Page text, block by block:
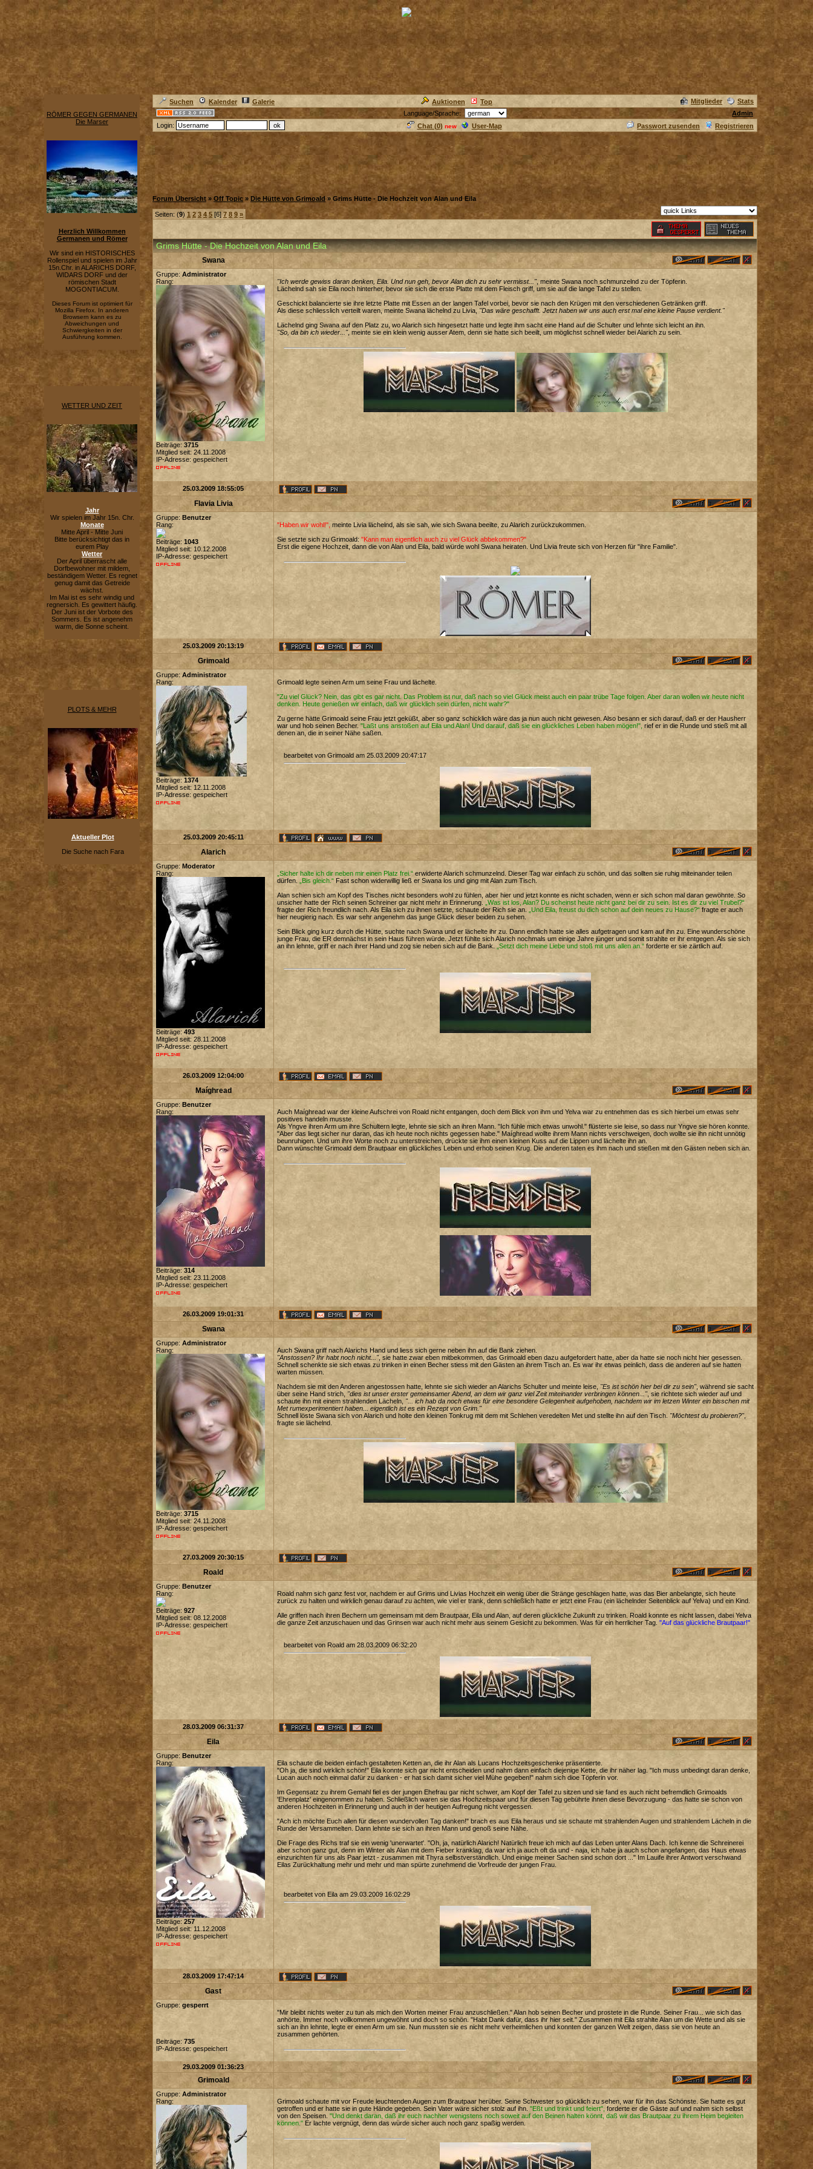
RÖMER GEGEN GERMANEN
Die Marser
Herzlich Willkommen
Germanen und Römer
Wir sind ein HISTORISCHES
Rollenspiel und spielen im Jahr
15n.Chr. in ALARICHS DORF,
WIDARS DORF und der
römischen Stadt
MOGONTIACUM.
Dieses Forum ist optimiert für
Mozilla Firefox. In anderen
Browsern kann es zu
Abweichungen und
Schwiergkeiten in der
Ausführung kommen.
WETTER UND ZEIT
Jahr
Wir spielen im Jahr 15n. Chr.
Monate
Mitte April - Mitte Juni
Bitte berücksichtigt das in
eurem Play
Wetter
Der April überrascht alle
Dorfbewohner mit mildem,
beständigem Wetter. Es regnet
genug damit das Getreide
wächst.
Im Mai ist es sehr windig und
regnersich. Es gewittert häufig.
Der Juni ist der Vorbote des
Sommers. Es ist angenehm
warm, die Sonne scheint.
PLOTS & MEHR
Aktueller Plot
Die Suche nach Fara
Suchen Kalender Galerie Auktionen Top Mitglieder
Stats
Language/Sprache:
Admin
Login:
Chat (0) new User-Map Passwort zusenden Registrieren
Forum Übersicht » Off Topic » Die Hütte von Grimoald » Grims Hütte - Die Hochzeit von Alan und Eila
Seiten: (9) 1 2 3 4 5 [6] 7 8 9 »
Grims Hütte - Die Hochzeit von Alan und Eila
Swana
Gruppe: Administrator
Rang:
Beiträge: 3715
Mitglied seit: 24.11.2008
IP-Adresse: gespeichert
"Ich werde gewiss daran denken, Eila. Und nun geh, bevor Alan dich zu sehr vermisst...", meinte Swana noch schmunzelnd zu der Töpferin.
Lächelnd sah sie Eila noch hinterher, bevor sie sich die erste Platte mit dem Fleisch griff, um sie auf die lange Tafel zu stellen.
Geschickt balancierte sie ihre letzte Platte mit Essen an der langen Tafel vorbei, bevor sie nach den Krügen mit den verschiedenen Getränken griff.
Als diese schliesslich verteilt waren, meinte Swana lächelnd zu Livia, "Das wäre geschafft. Jetzt haben wir uns auch erst mal eine kleine Pause verdient."
Lächelnd ging Swana auf den Platz zu, wo Alarich sich hingesetzt hatte und legte ihm sacht eine Hand auf die Schulter und lehnte sich leicht an ihn.
"So, da bin ich wieder...", meinte sie ein klein wenig ausser Atem, denn sie hatte sich beeilt, um möglichst schnell wieder bei Alarich zu sein.
25.03.2009 18:55:05
Flavia Livia
Gruppe: Benutzer
Rang:
Beiträge: 1043
Mitglied seit: 10.12.2008
IP-Adresse: gespeichert
"Haben wir wohl!", meinte Livia lächelnd, als sie sah, wie sich Swana beeilte, zu Alarich zurückzukommen.
Sie setzte sich zu Grimoald: "Kann man eigentlich auch zu viel Glück abbekommen?"
Erst die eigene Hochzeit, dann die von Alan und Eila, bald würde wohl Swana heiraten. Und Livia freute sich von Herzen für "ihre Familie".
25.03.2009 20:13:19
Grimoald
Gruppe: Administrator
Rang:
Beiträge: 1374
Mitglied seit: 12.11.2008
IP-Adresse: gespeichert
Grimoald legte seinen Arm um seine Frau und lächelte.
"Zu viel Glück? Nein, das gibt es gar nicht. Das Problem ist nur, daß nach so viel Glück meist auch ein paar trübe Tage folgen. Aber daran wollen wir heute nicht
denken. Heute genießen wir einfach, daß wir glücklich sein dürfen, nicht wahr?"
Zu gerne hätte Grimoald seine Frau jetzt geküßt, aber so ganz schicklich wäre das ja nun auch nicht gewesen. Also besann er sich darauf, daß er der Hausherr
war und hob seinen Becher. "Laßt uns anstoßen auf Eila und Alan! Und darauf, daß sie ein glückliches Leben haben mögen!", rief er in die Runde und stieß mit all
denen an, die in seiner Nähe saßen.
bearbeitet von Grimoald am 25.03.2009 20:47:17
25.03.2009 20:45:11
Alarich
Gruppe: Moderator
Rang:
Beiträge: 493
Mitglied seit: 28.11.2008
IP-Adresse: gespeichert
„Sicher halte ich dir neben mir einen Platz frei.“ erwiderte Alarich schmunzelnd. Dieser Tag war einfach zu schön, und das sollten sie ruhig miteinander teilen
dürfen.
„Bis gleich.“ Fast schon widerwillig ließ er Swana los und ging mit Alan zum Tisch.
Alan schien sich am Kopf des Tisches nicht besonders wohl zu fühlen, aber hier und jetzt konnte es nicht schaden, wenn er sich schon mal daran gewöhnte. So
unsicher hatte der Rich seinen Schreiner gar nicht mehr in Erinnerung.
„Was ist los, Alan? Du scheinst heute nicht ganz bei dir zu sein. Ist es dir zu viel Trubel?“
fragte der Rich freundlich nach. Als Eila sich zu ihnen setzte, schaute der Rich sie an.
„Und Eila, freust du dich schon auf dein neues zu Hause?“ fragte er auch
hier neugierig nach. Es war sehr angenehm das junge Glück dieser beiden zu sehen.
Sein Blick ging kurz durch die Hütte, suchte nach Swana und er lächelte ihr zu. Dann endlich hatte sie alles aufgetragen und kam auf ihn zu. Eine wunderschöne
junge Frau, die ER demnächst in sein Haus führen würde. Jetzt fühlte sich Alarich nochmals um einige Jahre jünger und somit strahlte er ihr entgegen. Als sie sich
an ihn lehnte, griff er nach ihrer Hand und zog sie neben sich auf die Bank.
„Setzt dich meine Liebe und stoß mit uns allen an.“ forderte er sie zärtlich auf.
26.03.2009 12:04:00
Maíghread
Gruppe: Benutzer
Rang:
Beiträge: 314
Mitglied seit: 23.11.2008
IP-Adresse: gespeichert
Auch Maíghread war der kleine Aufschrei von Roald nicht entgangen, doch dem Blick von ihm und Yelva war zu entnehmen das es sich hierbei um etwas sehr
positives handeln musste.
Als Yngve ihren Arm um ihre Schultern legte, lehnte sie sich an ihren Mann. "Ich fühle mich etwas unwohl." flüsterte sie leise, so dass nur Yngve sie hören konnte.
"Aber das liegt sicher nur daran, das ich heute noch nichts gegessen habe." Maíghread wollte ihrem Mann nichts verschweigen, doch wollte sie ihn nicht unnötig
beunruhigen. Und um ihre Worte noch zu unterstreichen, drückte sie ihm einen kleinen Kuss auf die Lippen und lächelte ihn an.
Dann wünschte Grimoald dem Brautpaar ein glückliches Leben und erhob seinen Krug. Die anderen taten es ihm nach und stießen mit den Gästen neben sich an.
26.03.2009 19:01:31
Swana
Gruppe: Administrator
Rang:
Beiträge: 3715
Mitglied seit: 24.11.2008
IP-Adresse: gespeichert
Auch Swana griff nach Alarichs Hand und liess sich gerne neben ihn auf die Bank ziehen.
"Anstossen? Ihr habt noch nicht...", sie hatte zwar eben mitbekommen, das Grimoald eben dazu aufgefordert hatte, aber da hatte sie noch nicht hier gesessen.
Schnell schenkte sie sich etwas zu trinken in einen Becher stiess mit den Gästen an ihrem Tisch an. Es war ihr etwas peinlich, dass die anderen auf sie hatten
warten müssen.
Nachdem sie mit den Anderen angestossen hatte, lehnte sie sich wieder an Alarichs Schulter und meinte leise, "Es ist schön hier bei dir zu sein", während sie sacht
über seine Hand strich, "dies ist unser erster gemeinsamer Abend, an dem wir ganz viel Zeit miteinander verbringen können...", sie richtete sich wieder auf und
schaute ihn mit einem strahlenden Lächeln, "... ich hab da noch etwas für eine besondere Gelegenheit aufgehoben, nachdem wir im letzen Winter ein bisschen mit
Met rumexperimentiert haben... eigentlich ist es ein Rezept von Grim."
Schnell löste Swana sich von Alarich und holte den kleinen Tonkrug mit dem mit Schlehen veredelten Met und stellte ihn auf den Tisch. "Möchtest du probieren?",
fragte sie lächelnd.
27.03.2009 20:30:15
Roald
Gruppe: Benutzer
Rang:
Beiträge: 927
Mitglied seit: 08.12.2008
IP-Adresse: gespeichert
Roald nahm sich ganz fest vor, nachdem er auf Grims und Livias Hochzeit ein wenig über die Stränge geschlagen hatte, was das Bier anbelangte, sich heute
zurück zu halten und wirklich genau darauf zu achten, wie viel er trank, denn schließlich hatte er jetzt eine Frau (ein lächelnder Seitenblick auf Yelva) und ein Kind.
Alle griffen nach ihren Bechern um gemeinsam mit dem Brautpaar, Eila und Alan, auf deren glückliche Zukunft zu trinken. Roald konnte es nicht lassen, dabei Yelva
die ganze Zeit anzuschauen und das Grinsen war auch nicht mehr aus seinem Gesicht zu bekommen. Was für ein herrlicher Tag. "Auf das glückliche Brautpaar!"
bearbeitet von Roald am 28.03.2009 06:32:20
28.03.2009 06:31:37
Eila
Gruppe: Benutzer
Rang:
Beiträge: 257
Mitglied seit: 11.12.2008
IP-Adresse: gespeichert
Eila schaute die beiden einfach gestalteten Ketten an, die ihr Alan als Lucans Hochzeitsgeschenke präsentierte.
"Oh ja, die sind wirklich schön!" Eila konnte sich gar nicht entscheiden und nahm dann einfach diejenige Kette, die ihr näher lag. "Ich muss unbedingt daran denke,
Lucan auch noch einmal dafür zu danken - er hat sich damit sicher viel Mühe gegeben!" nahm sich dioe Töpferin vor.
Im Gegensatz zu ihrem Gemahl fiel es der jungen Ehefrau gar nicht schwer, am Kopf der Tafel zu sitzen und sie fand es auch nicht befremdlich Grimoalds
'Ehrenplatz' eingenommen zu haben. Schließlich waren sie das Hochzeitspaar und für diesen Tag gebührte ihnen diese Bevorzugung - das hatte sie schon von
anderen Hochzeiten in Erinnerung und auch in der heutigen Aufregung nicht vergessen.
"Ach ich möchte Euch allen für diesen wundervollen Tag danken!" brach es aus Eila heraus und sie schaute mit strahlenden Augen und strahlendem Lächeln in die
Runde der Versammelten. Dann lehnte sie sich an ihren Mann und genoß seine Nähe.
Die Frage des Richs traf sie ein wenig 'unerwartet'. "Oh, ja, natürlich Alarich! Natürlich freue ich mich auf das Leben unter Alans Dach. Ich kenne die Schreinerei
aber schon ganz gut, denn im Winter als Alan mit dem Fieber kranklag, da war ich ja auch oft da und - naja, ich habe ja auch schon angefangen, das Haus etwas
einzurichten für uns als Paar jetzt - zusammen mit Thyra selbstverständlich. Und einige meiner Sachen sind schon dort ..." Im Lauife ihrer Antwort verschwand
Eilas Zurückhaltung mehr und mehr und man spürte zunehmend die Vorfreude der jungen Frau.
bearbeitet von Eila am 29.03.2009 16:02:29
28.03.2009 17:47:14
Gast
Gruppe: gesperrt
Beiträge: 735
IP-Adresse: gespeichert
"Mir bleibt nichts weiter zu tun als mich den Worten meiner Frau anzuschließen." Alan hob seinen Becher und prostete in die Runde. Seiner Frau... wie sich das
anhörte. Immer noch vollkommen ungewöhnt und doch so schön. "Habt Dank dafür, dass ihr hier seit." Zusammen mit Eila strahlte Alan um die Wette und als sie
sich an ihn lehnte, legte er einen Arm um sie. Nun mussten sie es nicht mehr verheimlichen und konnten der ganzen Welt zeigen, dass sie von heute an
zusammen gehörten.
29.03.2009 01:36:23
Grimoald
Gruppe: Administrator
Rang:
Grimoald schaute mit vor Freude leuchtenden Augen zum Brautpaar herüber. Seine Schwester so glücklich zu sehen, war für ihn das Schönste. Sie hatte es gut
getroffen und er hatte sie in gute Hände gegeben. Sein Vater wäre sicher stolz auf ihn. "Eßt und trinkt und feiert", forderte er die Gäste auf und nahm sich selbst
von den Speisen. "Und denkt daran, daß ihr euch nachher wenigstens noch soweit auf den Beinen halten könnt, daß wir das Brautpaar zu ihrem Heim begleiten
können." Er lachte vergnügt, denn das würde sicher auch noch ganz spaßig werden.